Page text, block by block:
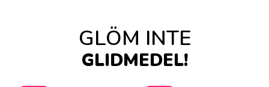
GLÖM INTE
GLIDMEDEL!